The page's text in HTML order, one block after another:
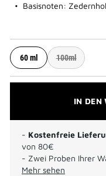
Basisnoten:
60 ml 100ml
IN DEN
- Kostenfreie
von 80€
- Zwei Proben Ihrer
Mehr sehen